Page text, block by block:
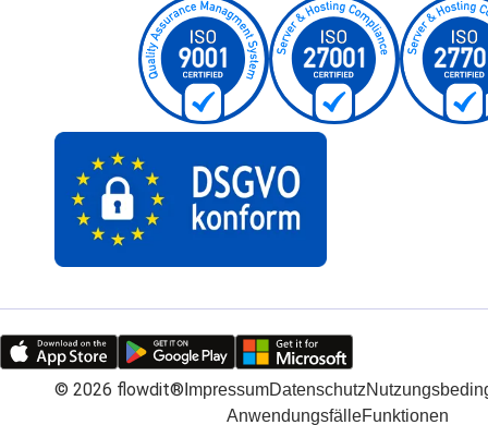
© 2026 flowdit® ImpressumDatenschutz
AnwendungsfälleFunktionen